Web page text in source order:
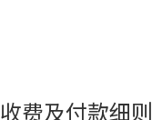
收费及付款细则